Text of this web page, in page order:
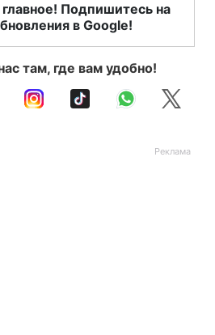
Подпишитесь на
в Google!
там, где вам удобно!